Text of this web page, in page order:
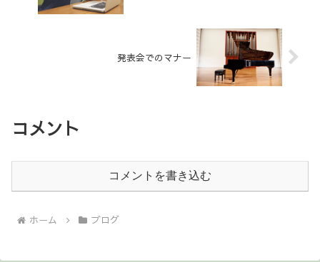
発表会でのマナー
コメント
コメントを書き込む
ホーム ブログ